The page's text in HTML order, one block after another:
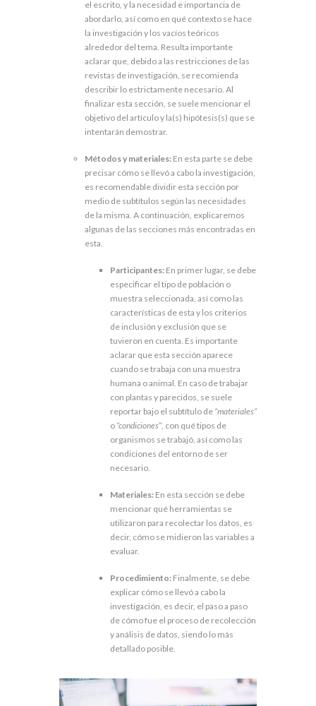
el escrito, y la necesidad e importancia de
abordarlo, así como en qué contexto se hace
la investigación y los vacíos teóricos
alrededor del tema. Resulta importante
aclarar que, debido a las restricciones de las
revistas de investigación, se recomienda
describir lo estrictamente necesario. Al
finalizar esta sección, se suele mencionar el
objetivo del artículo y la(s) hipótesis(s) que se
intentarán demostrar.
Métodos y materiales: En esta parte se debe
precisar cómo se llevó a cabo la investigación,
es recomendable dividir esta sección por
medio de subtítulos según las necesidades
de la misma. A continuación, explicaremos
algunas de las secciones más encontradas en
esta.
Participantes: En primer lugar, se debe
especificar el tipo de población o
muestra seleccionada, así como las
características de esta y los criterios
de inclusión y exclusión que se
tuvieron en cuenta. Es importante
aclarar que esta sección aparece
cuando se trabaja con una muestra
humana o animal. En caso de trabajar
con plantas y parecidos, se suele
reportar bajo el subtítulo de “materiales”
o “condiciones”, con qué tipos de
organismos se trabajó, así como las
condiciones del entorno de ser
necesario.
Materiales: En esta sección se debe
mencionar qué herramientas se
utilizaron para recolectar los datos, es
decir, cómo se midieron las variables a
evaluar.
Procedimiento: Finalmente, se debe
explicar cómo se llevó a cabo la
investigación, es decir, el paso a paso
de cómo fue el proceso de recolección
y análisis de datos, siendo lo más
detallado posible.